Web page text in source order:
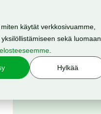
käytät verkkosivuamme,
sekä luomaan
Hylkää
Meistä